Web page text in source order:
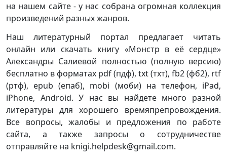
на нашем сайте - у нас собрана огромная коллекция
произведений разных жанров.
Наш литературный портал предлагает читать
онлайн или скачать книгу «Монстр в её сердце»
Александры Салиевой полностью (полную версию)
бесплатно в форматах pdf (пдф), txt (тхт), fb2 (фб2), rtf
(ртф), epub (епаб), mobi (моби) на телефон, iPad,
iPhone, Android. У нас вы найдете много разной
литературы для хорошего времяпрепровождения.
Все вопросы, жалобы и предложения по работе
сайта, а также запросы о сотрудничестве
отправляйте на knigi.helpdesk@gmail.com.